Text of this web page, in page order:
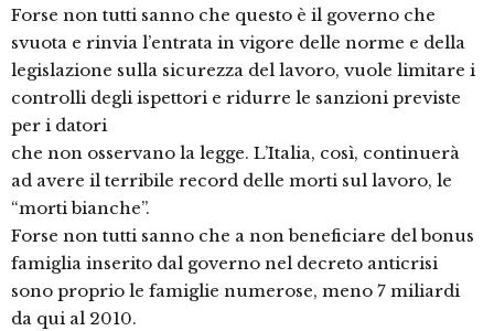
Forse non tutti sanno che questo è il governo che
svuota e rinvia l’entrata in vigore delle norme e della
legislazione sulla sicurezza del lavoro, vuole limitare i
controlli degli ispettori e ridurre le sanzioni previste
per i datori
che non osservano la legge. L’Italia, così, continuerà
ad avere il terribile record delle morti sul lavoro, le
“morti bianche”.
Forse non tutti sanno che a non beneficiare del bonus
famiglia inserito dal governo nel decreto anticrisi
sono proprio le famiglie numerose, meno 7 miliardi
da qui al 2010.